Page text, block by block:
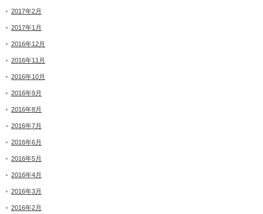
2017年2月
2017年1月
2016年12月
2016年11月
2016年10月
2016年9月
2016年8月
2016年7月
2016年6月
2016年5月
2016年4月
2016年3月
2016年2月